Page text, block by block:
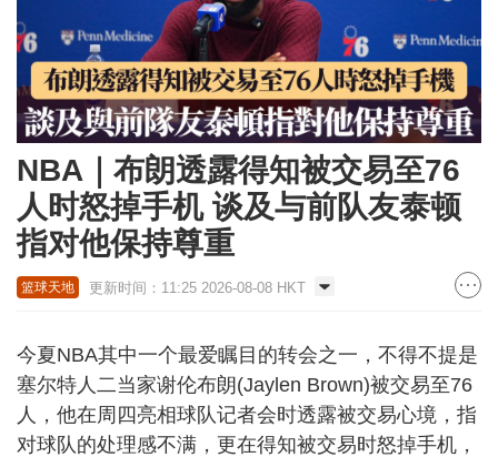
NBA｜布朗透露得知被交易至76
人时怒掉手机 谈及与前队友泰顿
指对他保持尊重
篮球天地 更新时间：11:25 2026-08-08 HKT
今夏NBA其中一个最爱瞩目的转会之一，不得不提是
塞尔特人二当家谢伦布朗(Jaylen Brown)被交易至76
人，他在周四亮相球队记者会时透露被交易心境，指
对球队的处理感不满，更在得知被交易时怒掉手机，